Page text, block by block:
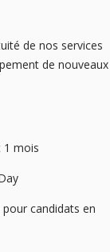
de nos services
de nouveaux
1 mois
candidats en